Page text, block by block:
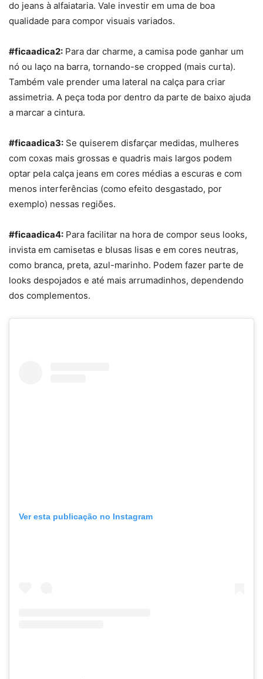
do jeans à alfaiataria. Vale investir em uma de boa
qualidade para compor visuais variados.
#ficaadica2: Para dar charme, a camisa pode ganhar um
nó ou laço na barra, tornando-se cropped (mais curta).
Também vale prender uma lateral na calça para criar
assimetria. A peça toda por dentro da parte de baixo ajuda
a marcar a cintura.
#ficaadica3: Se quiserem disfarçar medidas, mulheres
com coxas mais grossas e quadris mais largos podem
optar pela calça jeans em cores médias a escuras e com
menos interferências (como efeito desgastado, por
exemplo) nessas regiões.
#ficaadica4: Para facilitar na hora de compor seus looks,
invista em camisetas e blusas lisas e em cores neutras,
como branca, preta, azul-marinho. Podem fazer parte de
looks despojados e até mais arrumadinhos, dependendo
dos complementos.
Ver esta publicação no Instagram